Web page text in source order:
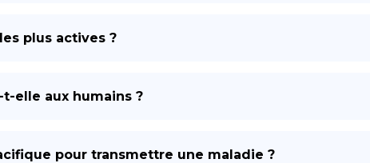
plus actives ?
elle aux humains ?
pour transmettre une maladie ?